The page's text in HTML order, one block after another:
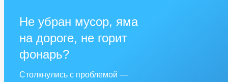
Не убран мусор, яма
на дороге, не горит
фонарь?
Столкнулись с проблемой —